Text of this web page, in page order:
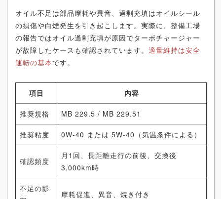
オイル不足は部品摩耗や異音、過剰充填はオイルシール
の損傷や白煙発生を引き起こします。実際に、整備工場
の報告ではオイル過剰充填が原因でターボチャージャー
が故障したケースも確認されています。 適量維持は安全
運転の基本です。
項目 内容
推奨規格 MB 229.5 / MB 229.51
推奨粘度 0W-40 または 5W-40（気温条件による）
確認頻度
月1回、長距離走行の前後、交換後
3,000km時
不足の影
摩耗促進、異音、焼き付き